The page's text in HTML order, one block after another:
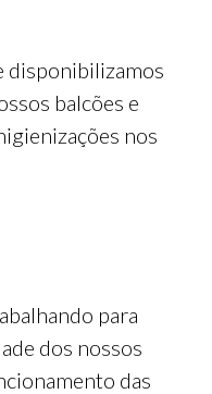
disponibilizamos
balcões e
nos
para
dos nossos
das